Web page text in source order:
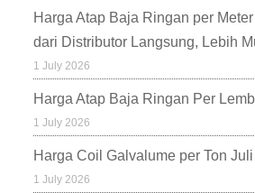
Harga Atap Baja Ringan per
dari Distributor Langsung, Lebih
1 July 2026
Harga Atap Baja Ringan Per
1 July 2026
Harga Coil Galvalume per Ton
1 July 2026